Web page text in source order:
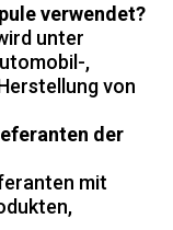
verwendet?
unter
,
von
der
mit